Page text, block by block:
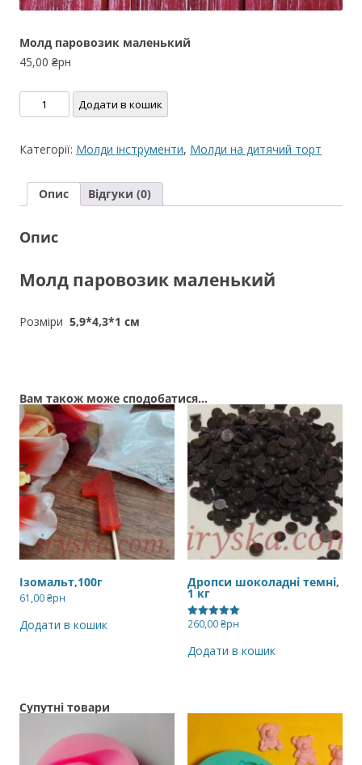
Молд паровозик маленький
45,00 ₴рн
Молд
паровозик
кількість
Додати в кошик
Категорії: Молди інструменти, Молди на дитячий торт
Опис Відгуки (0)
Опис
Молд паровозик маленький
Розміри 5,9*4,3*1 см
Вам також може сподобатися…
Ізомальт,100г
61,00₴рн
Додати в кошик
Дропси шоколадні темні,
1 кг
Оцінено в
260,00₴рн
Додати в кошик
Супутні товари